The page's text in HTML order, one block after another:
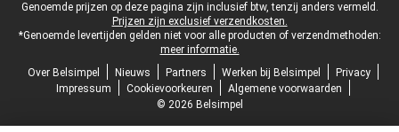
Juridische voettekst
Genoemde prijzen op deze pagina zijn inclusief btw, tenzij anders vermeld.
Prijzen zijn exclusief verzendkosten.
*Genoemde levertijden gelden niet voor alle producten of verzendmethoden:
meer informatie.
Over Belsimpel
Nieuws Partners Werken bij Belsimpel
Privacy
Impressum
Cookievoorkeuren
Algemene voorwaarden
© 2026 Belsimpel